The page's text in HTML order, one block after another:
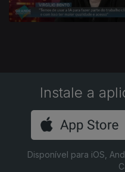
Instale a
Disponível para iOS,